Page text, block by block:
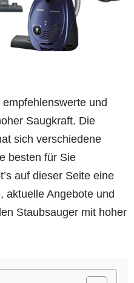
und
Saugkraft. Die
sich verschiedene
besten für Sie
auf dieser Seite eine
aktuelle Angebote und
Staubsauger mit hoher